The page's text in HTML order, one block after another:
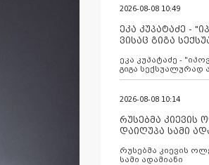
შეწყვეტის
ოკუპირებულ
მილიტარიზაციის
დგამს ნაბიჯებს
2026-08-08 10:49
ეკა კუპატაძე -
ვისაც გიგა
ეკა კუპატაძე -
გიგა სექსუალურად
2026-08-08 10:14
რუსებმა კიევის
დაიღუპა სამი
რუსებმა კიევის
სამი ადამიანი